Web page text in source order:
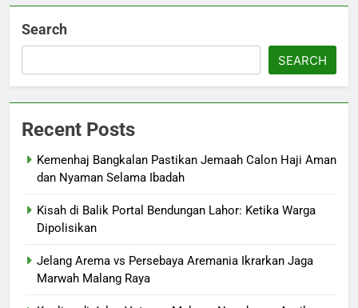
Search
SEARCH
Recent Posts
Kemenhaj Bangkalan Pastikan Jemaah Calon Haji Aman
dan Nyaman Selama Ibadah
Kisah di Balik Portal Bendungan Lahor: Ketika Warga
Dipolisikan
Jelang Arema vs Persebaya Aremania Ikrarkan Jaga
Marwah Malang Raya